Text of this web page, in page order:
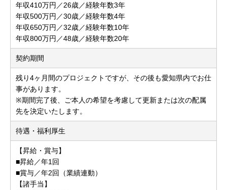
年収410万円／26歳／経験年数3年
年収500万円／30歳／経験年数4年
年収650万円／32歳／経験年数10年
年収800万円／48歳／経験年数20年
契約期間
残り4ヶ月間のプロジェクトですが、その後も愛知県内でお仕
事があります。
※期間完了後、ご本人の希望を考慮して更新または次の配属
先を決定いたします。
待遇・福利厚生
【昇給・賞与】
■昇給／年1回
■賞与／年2回（業績連動）
【諸手当】